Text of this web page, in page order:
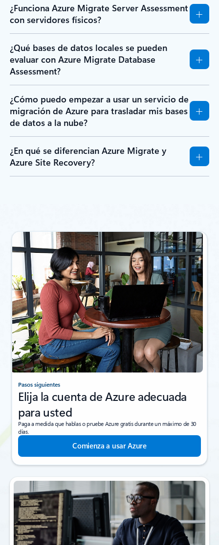
¿Funciona Azure Migrate Server Assessment
con servidores físicos?
¿Qué bases de datos locales se pueden
evaluar con Azure Migrate Database
Assessment?
¿Cómo puedo empezar a usar un servicio de
migración de Azure para trasladar mis bases
de datos a la nube?
¿En qué se diferencian Azure Migrate y
Azure Site Recovery?
Pasos siguientes
Elija la cuenta de Azure adecuada
para usted
Paga a medida que hablas o pruebe Azure gratis durante un máximo de 30
días.
Comienza a usar Azure